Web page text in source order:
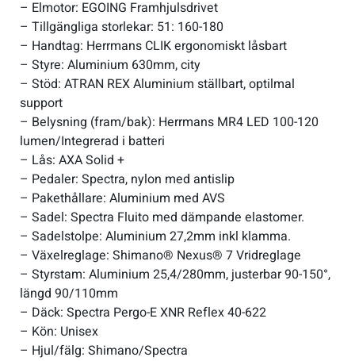
– Elmotor: EGOING Framhjulsdrivet
– Tillgängliga storlekar: 51: 160-180
– Handtag: Herrmans CLIK ergonomiskt låsbart
– Styre: Aluminium 630mm, city
– Stöd: ATRAN REX Aluminium ställbart, optilmal
support
– Belysning (fram/bak): Herrmans MR4 LED 100-120
lumen/Integrerad i batteri
– Lås: AXA Solid +
– Pedaler: Spectra, nylon med antislip
– Pakethållare: Aluminium med AVS
– Sadel: Spectra Fluito med dämpande elastomer.
– Sadelstolpe: Aluminium 27,2mm inkl klamma.
– Växelreglage: Shimano® Nexus® 7 Vridreglage
– Styrstam: Aluminium 25,4/280mm, justerbar 90-150°,
längd 90/110mm
– Däck: Spectra Pergo-E XNR Reflex 40-622
– Kön: Unisex
– Hjul/fälg: Shimano/Spectra